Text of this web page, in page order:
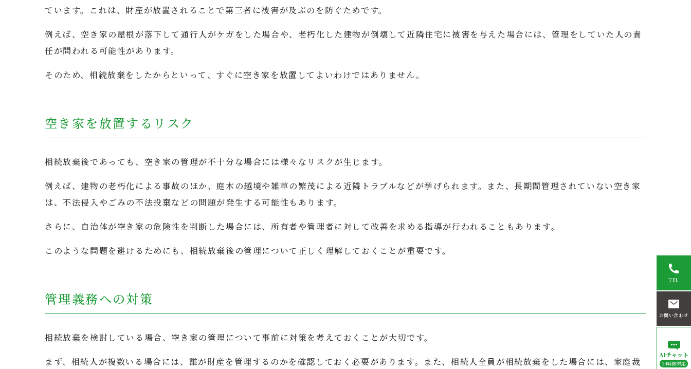
ています。これは、財産が放置されることで第三者に被害が及ぶのを防ぐためです。
例えば、空き家の屋根が落下して通行人がケガをした場合や、老朽化した建物が倒壊して近隣住宅に被害を与えた場合には、管理をしていた人の責
任が問われる可能性があります。
そのため、相続放棄をしたからといって、すぐに空き家を放置してよいわけではありません。
空き家を放置するリスク
相続放棄後であっても、空き家の管理が不十分な場合には様々なリスクが生じます。
例えば、建物の老朽化による事故のほか、庭木の越境や雑草の繁茂による近隣トラブルなどが挙げられます。また、長期間管理されていない空き家
は、不法侵入やごみの不法投棄などの問題が発生する可能性もあります。
さらに、自治体が空き家の危険性を判断した場合には、所有者や管理者に対して改善を求める指導が行われることもあります。
このような問題を避けるためにも、相続放棄後の管理について正しく理解しておくことが重要です。
管理義務への対策
相続放棄を検討している場合、空き家の管理について事前に対策を考えておくことが大切です。
まず、相続人が複数いる場合には、誰が財産を管理するのかを確認しておく必要があります。また、相続人全員が相続放棄をした場合には、家庭裁
TEL
お問い合わせ
AIチャット
24時間対応